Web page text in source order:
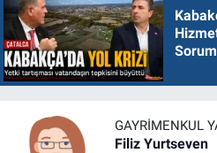
GAYRIMENKUL
Filiz Yurtseven